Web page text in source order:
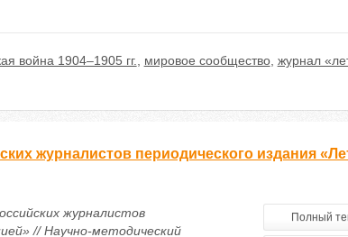
война 1904–1905 гг. мировое сообщество, журнал
журналистов периодического издания
журналистов
// Научно-методический
Полный